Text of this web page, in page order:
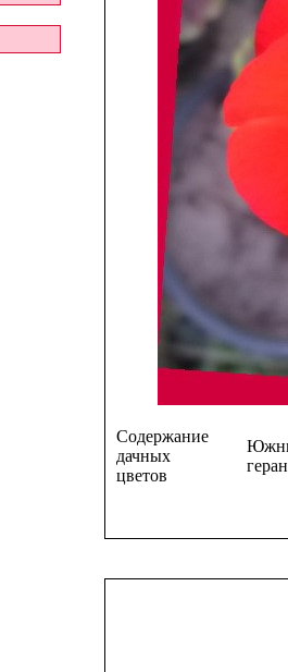
Содержание
дачных
цветов